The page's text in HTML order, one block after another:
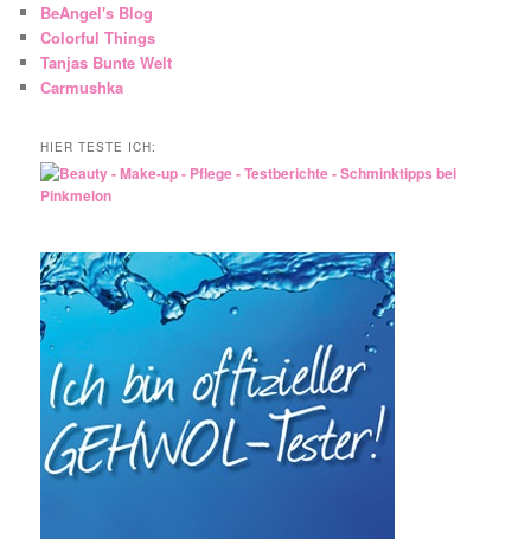
BeAngel's Blog
Colorful Things
Tanjas Bunte Welt
Carmushka
HIER TESTE ICH: